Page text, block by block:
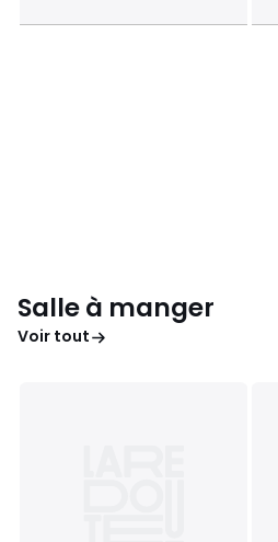
Salle à manger
Voir tout